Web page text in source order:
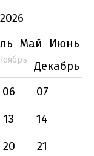
2026
Май
Июнь
Декабрь
06
07
13
14
20
21